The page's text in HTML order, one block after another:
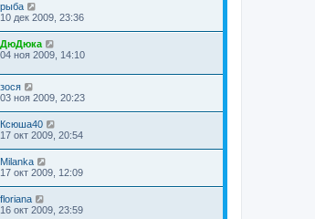
рыба
10 дек 2009, 23:36
ДюДюка
04 ноя 2009, 14:10
зося
03 ноя 2009, 20:23
Ксюша40
17 окт 2009, 20:54
Milanka
17 окт 2009, 12:09
floriana
16 окт 2009, 23:59